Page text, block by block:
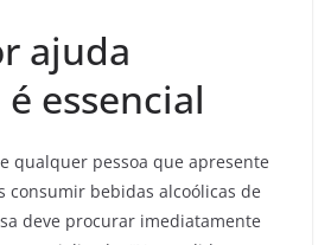
ajuda
essencial
qualquer pessoa que apresente
consumir bebidas alcoólicas de
deve procurar imediatamente